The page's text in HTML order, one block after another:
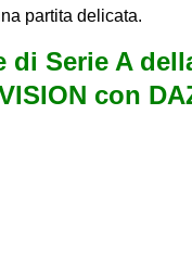
partita delicata.
di Serie A
con